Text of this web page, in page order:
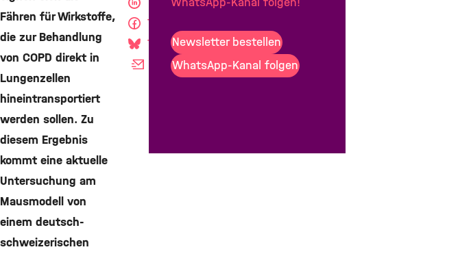
Fähren für Wirkstoffe,
die zur Behandlung
von COPD direkt in
Lungenzellen
hineintransportiert
werden sollen. Zu
diesem Ergebnis
kommt eine aktuelle
Untersuchung am
Mausmodell von
einem deutsch-
schweizerischen
Teilen
Teilen
Mail
Newsletter bestellen
WhatsApp-Kanal folgen